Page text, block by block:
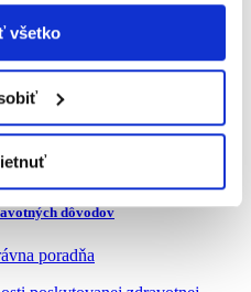
všetko
dôvodov
poradňa